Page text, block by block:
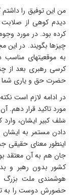
من این توفیق را داشتم
دیدم کوهی از
کرده بود. در مورد
چیزها بگویند. در این
به موقعیتهای
کرسی رهبری بعد از
حضرت حق و یاری
در ادامه لازم است
مورد تاکید قرار دهم.
سَلف کبیر ایشان،
دادن مستمر به ایشان
اینطور معنای حقیقی
جان هم به آن معتقد
کشور بدون رهبر و
هوشمندی ملت بزرگ
حضورش دوست را به